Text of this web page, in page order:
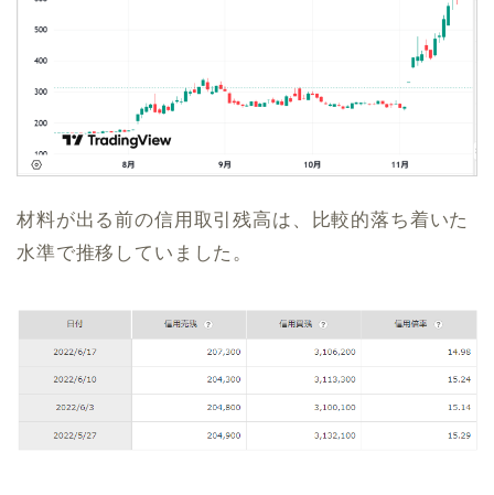
材料が出る前の信用取引残高は、比較的落ち着いた
水準で推移していました。